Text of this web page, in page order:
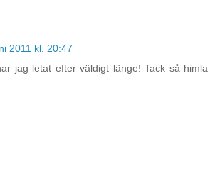
2011 kl. 20:47
jag letat efter väldigt länge! Tack så himla